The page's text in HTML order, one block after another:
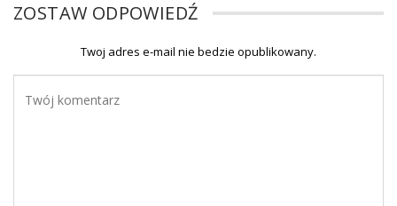
ZOSTAW ODPOWIEDŹ
Twoj adres e-mail nie bedzie opublikowany.